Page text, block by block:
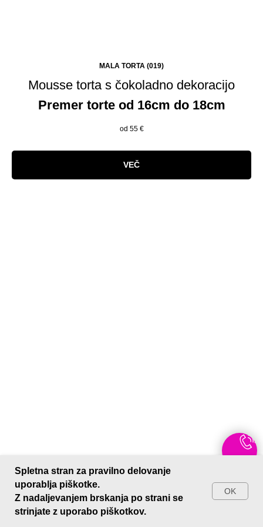
MALA TORTA (019)
Mousse torta s čokoladno dekoracijo
Premer torte od 16cm do 18cm
od 55 €
VEČ
MALA TORTA (020)
Mousse torta s čokoladno dekoracijo
Premer torte od 16cm do 18cm
Spletna stran za pravilno delovanje
uporablja piškotke.
Z nadaljevanjem brskanja po strani se
strinjate z uporabo piškotkov.
OK